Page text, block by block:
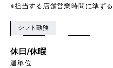
※担当する店舗営業時間に準ずる
シフト勤務
休日/休暇
週単位